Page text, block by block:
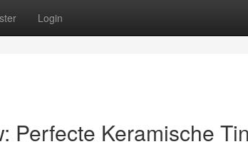
Login
Perfecte Keramische